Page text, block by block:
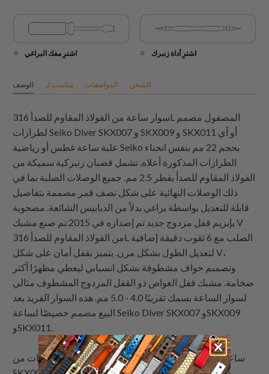
اشترِ مفك البراغي اشترِ أداة زنبرك
الوصف مناسب لـ المواصفات الشحن
سوار ساعة من الفولاذ المقاوم للصدأ 316L المصقول مصمم
لطرازات Seiko Diver SKX007 و SKX009 و SKX011 أو أي
علبة ساعة غطس أو رياضية Seiko بحجم 22 مم بنفس انحناء
الطرازات المذكورة أعلاه. تشمل قضبان زنبركية سميكة من
الفولاذ المقاوم للصدأ بقطر 2.5 مم. جميع الوصلات الصلبة بما في
ذلك الوصلات النهائية على شكل نصف قمر مصممة بتفاصيل
قابلة للتعديل بواسطة براغي بدلاً من الدبابيس الشائعة. مصحوبة
بإبزيم قفل مزدوج جديد تم إصداره في 2015.تم صنع مشبك V
من الفولاذ المقاوم للصدأ 316L الصلب مع 6 ثقوب دقيقة إضافية
لتعديل الطول بشكل مرن. يتميز بقفل أمان على شكل V،
وتصميم حواف مشطوفة بشكل انسيابي ليعطي مظهرًا أكثر
ضخامة. مشبك قفل الغواص ذو القفل المزدوج المشطوف مثالي
لسوار الساعة بسمك تقريبًا 4.0 - 5.0 مم. هذه السوار الفريد بعد
البيع مصمم خصيصًا لساعة Seiko Diver SKX007 وSKX009
وSKX011.
كتيب نظرة على أحزمة الساعات منStrapcode: ساعة سيكو